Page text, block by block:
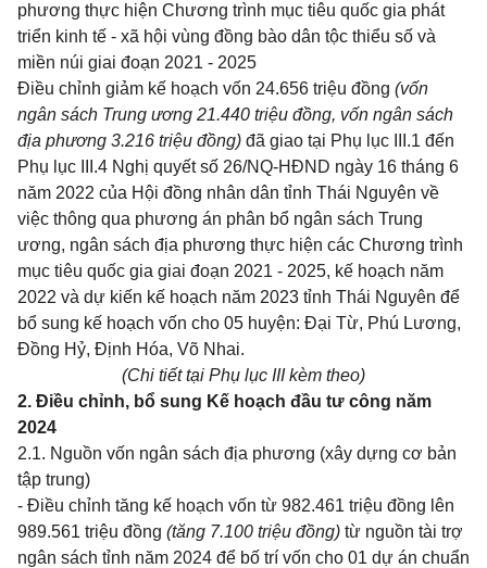
phương thực hiện Chương trình mục tiêu quốc gia phát
triển kinh tế - xã hội vùng đồng bào dân tộc thiểu số và
miền núi giai đoạn 2021 - 2025
Điều chỉnh giảm kế hoạch vốn 24.656 triệu đồng (vốn
ngân sách Trung ương 21.440 triệu đồng, vốn ngân sách
địa phương 3.216 triệu đồng) đã giao tại Phụ lục III.1 đến
Phụ lục III.4 Nghị quyết số 26/NQ-HĐND ngày 16 tháng 6
năm 2022 của Hội đồng nhân dân tỉnh Thái Nguyên về
việc thông qua phương án phân bổ ngân sách Trung
ương, ngân sách địa phương thực hiện các Chương trình
mục tiêu quốc gia giai đoạn 2021 - 2025, kế hoạch năm
2022 và dự kiến kế hoạch năm 2023 tỉnh Thái Nguyên để
bổ sung kế hoạch vốn cho 05 huyện: Đại Từ, Phú Lương,
Đồng Hỷ, Định Hóa, Võ Nhai.
(Chi tiết tại Phụ lục III kèm theo)
2. Điều chỉnh, bổ sung Kế hoạch đầu tư công năm
2024
2.1. Nguồn vốn ngân sách địa phương (xây dựng cơ bản
tập trung)
- Điều chỉnh tăng kế hoạch vốn từ 982.461 triệu đồng lên
989.561 triệu đồng (tăng 7.100 triệu đồng) từ nguồn tài trợ
ngân sách tỉnh năm 2024 để bố trí vốn cho 01 dự án chuẩn